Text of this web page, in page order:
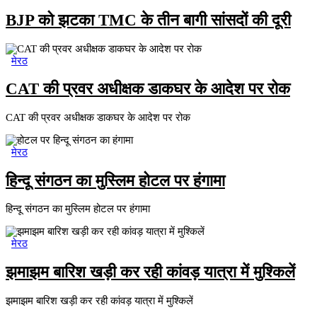
BJP को झटका TMC के तीन बागी सांसदों की दूरी
मेरठ
CAT की प्रवर अधीक्षक डाकघर के आदेश पर रोक
CAT की प्रवर अधीक्षक डाकघर के आदेश पर रोक
मेरठ
हिन्दू संगठन का मुस्लिम होटल पर हंगामा
हिन्दू संगठन का मुस्लिम होटल पर हंगामा
मेरठ
झमाझम बारिश खड़ी कर रही कांवड़ यात्रा में मुश्किलें
झमाझम बारिश खड़ी कर रही कांवड़ यात्रा में मुश्किलें